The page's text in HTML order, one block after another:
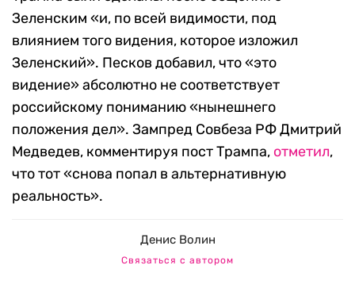
Зеленским «и, по всей видимости, под
влиянием того видения, которое изложил
Зеленский». Песков добавил, что «это
видение» абсолютно не соответствует
российскому пониманию «нынешнего
положения дел». Зампред Совбеза РФ Дмитрий
Медведев, комментируя пост Трампа, отметил,
что тот «снова попал в альтернативную
реальность».
Денис Волин
Связаться с автором